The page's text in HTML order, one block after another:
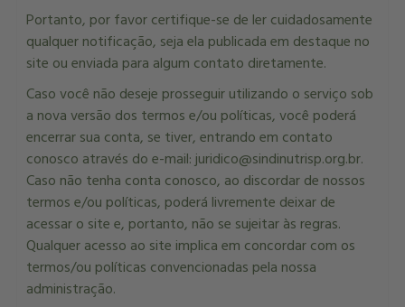
Portanto, por favor certifique-se de ler cuidadosamente
qualquer notificação, seja ela publicada em destaque no
site ou enviada para algum contato diretamente.
Caso você não deseje prosseguir utilizando o serviço sob
a nova versão dos termos e/ou políticas, você poderá
encerrar sua conta, se tiver, entrando em contato
conosco através do e-mail: juridico@sindinutrisp.org.br.
Caso não tenha conta conosco, ao discordar de nossos
termos e/ou políticas, poderá livremente deixar de
acessar o site e, portanto, não se sujeitar às regras.
Qualquer acesso ao site implica em concordar com os
termos/ou políticas convencionadas pela nossa
administração.